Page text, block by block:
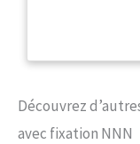
Découvrez
avec fixation NNN